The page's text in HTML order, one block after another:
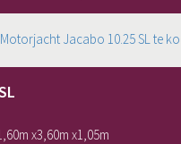
m x3,60m x1,05m